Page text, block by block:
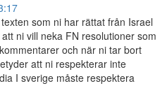
som ni har rättat från Israel
ni vill neka FN resolutioner som
och när ni tar bort
att ni respekterar inte
I sverige måste respektera